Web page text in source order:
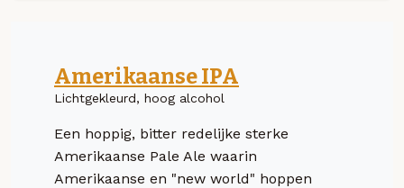
Amerikaanse IPA
Lichtgekleurd, hoog alcohol
Een hoppig, bitter redelijke sterke
Amerikaanse Pale Ale waarin
Amerikaanse en "new world" hoppen